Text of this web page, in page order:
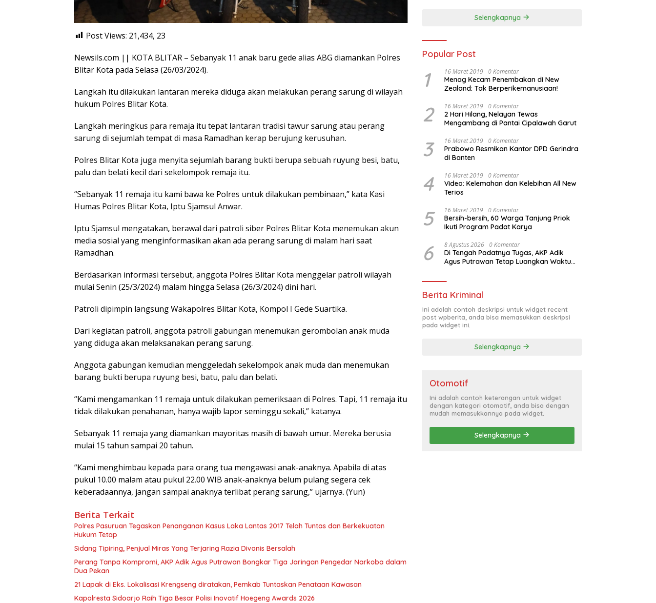
Post Views: 21,434, 23
Newsils.com || KOTA BLITAR – Sebanyak 11 anak baru gede alias ABG diamankan Polres
Blitar Kota pada Selasa (26/03/2024).
Langkah itu dilakukan lantaran mereka diduga akan melakukan perang sarung di wilayah
hukum Polres Blitar Kota.
Langkah meringkus para remaja itu tepat lantaran tradisi tawur sarung atau perang
sarung di sejumlah tempat di masa Ramadhan kerap berujung kerusuhan.
Polres Blitar Kota juga menyita sejumlah barang bukti berupa sebuah ruyung besi, batu,
palu dan belati kecil dari sekelompok remaja itu.
“Sebanyak 11 remaja itu kami bawa ke Polres untuk dilakukan pembinaan,” kata Kasi
Humas Polres Blitar Kota, Iptu Sjamsul Anwar.
Iptu Sjamsul mengatakan, berawal dari patroli siber Polres Blitar Kota menemukan akun
media sosial yang menginformasikan akan ada perang sarung di malam hari saat
Ramadhan.
Berdasarkan informasi tersebut, anggota Polres Blitar Kota menggelar patroli wilayah
mulai Senin (25/3/2024) malam hingga Selasa (26/3/2024) dini hari.
Patroli dipimpin langsung Wakapolres Blitar Kota, Kompol I Gede Suartika.
Dari kegiatan patroli, anggota patroli gabungan menemukan gerombolan anak muda
yang diduga akan melaksanakan perang sarung.
Anggota gabungan kemudian menggeledah sekelompok anak muda dan menemukan
barang bukti berupa ruyung besi, batu, palu dan belati.
“Kami mengamankan 11 remaja untuk dilakukan pemeriksaan di Polres. Tapi, 11 remaja itu
tidak dilakukan penahanan, hanya wajib lapor seminggu sekali,” katanya.
Sebanyak 11 remaja yang diamankan mayoritas masih di bawah umur. Mereka berusia
mulai 15 tahun sampai 20 tahun.
“Kami menghimbau kepada para orang tua mengawasi anak-anaknya. Apabila di atas
pukul 10.00 malam atau pukul 22.00 WIB anak-anaknya belum pulang segera cek
keberadaannya, jangan sampai anaknya terlibat perang sarung,” ujarnya. (Yun)
Berita Terkait
Polres Pasuruan Tegaskan Penanganan Kasus Laka Lantas 2017 Telah Tuntas dan Berkekuatan
Hukum Tetap
Sidang Tipiring, Penjual Miras Yang Terjaring Razia Divonis Bersalah
Perang Tanpa Kompromi, AKP Adik Agus Putrawan Bongkar Tiga Jaringan Pengedar Narkoba dalam
Dua Pekan
21 Lapak di Eks. Lokalisasi Krengseng diratakan, Pemkab Tuntaskan Penataan Kawasan
Kapolresta Sidoarjo Raih Tiga Besar Polisi Inovatif Hoegeng Awards 2026
Selengkapnya
Popular Post
1 16 Maret 2019 0 Komentar
Menag Kecam Penembakan di New
Zealand: Tak Berperikemanusiaan!
2 16 Maret 2019 0 Komentar
2 Hari Hilang, Nelayan Tewas
Mengambang di Pantai Cipalawah Garut
3 16 Maret 2019 0 Komentar
Prabowo Resmikan Kantor DPD Gerindra
di Banten
4 16 Maret 2019 0 Komentar
Video: Kelemahan dan Kelebihan All New
Terios
5 16 Maret 2019 0 Komentar
Bersih-bersih, 60 Warga Tanjung Priok
Ikuti Program Padat Karya
6 8 Agustus 2026 0 Komentar
Di Tengah Padatnya Tugas, AKP Adik
Agus Putrawan Tetap Luangkan Waktu
Berita Kriminal
Ini adalah contoh deskripsi untuk widget recent
post wpberita, anda bisa memasukkan deskripsi
pada widget ini.
Selengkapnya
Otomotif
Ini adalah contoh keterangan untuk widget
dengan kategori otomotif, anda bisa dengan
mudah memasukkannya pada widget.
Selengkapnya